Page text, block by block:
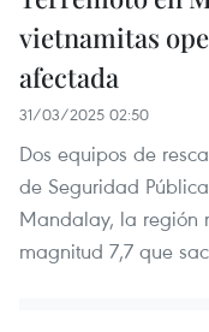
vietnamitas
afectada
31/03/2025 02:50
Dos equipos de
de Seguridad
Mandalay, la región
magnitud 7,7 que